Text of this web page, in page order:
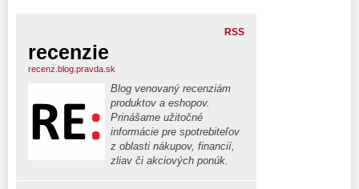
RSS
recenzie
recenz.blog.pravda.sk
Blog venovaný recenziám
produktov a eshopov.
Prinášame užitočné
informácie pre spotrebiteľov
z oblasti nákupov, financií,
zliav či akciových ponúk.